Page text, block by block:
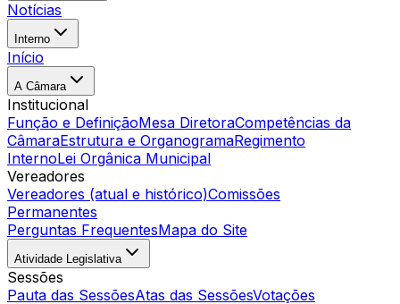
Notícias
Interno
Início
A Câmara
Institucional
Função e DefiniçãoMesa DiretoraCompetências da
CâmaraEstrutura e OrganogramaRegimento
InternoLei Orgânica Municipal
Vereadores
Vereadores (atual e histórico)Comissões
Permanentes
Perguntas FrequentesMapa do Site
Atividade Legislativa
Sessões
Pauta das SessõesAtas das SessõesVotações